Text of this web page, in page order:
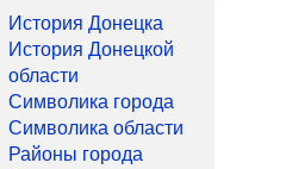
История Донецка
История Донецкой
области
Символика города
Символика области
Районы города